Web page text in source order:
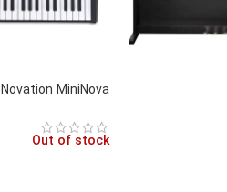
Novation MiniNova
Out of stock